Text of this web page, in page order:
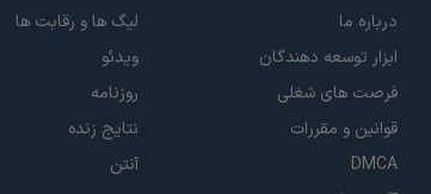
درباره ما
ابزار توسعه دهندگان
فرصت های شغلی
قوانین و مقررات
DMCA
لیگ ها و رقابت ها
ویدئو
روزنامه
نتایج زنده
آنتن